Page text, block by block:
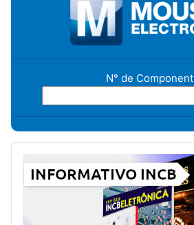
N° de